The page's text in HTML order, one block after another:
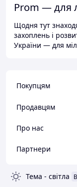
Prom — для
Щодня тут
захоплень і
України — для
Покупцям
Продавцям
Про нас
Партнери
Тема - світла